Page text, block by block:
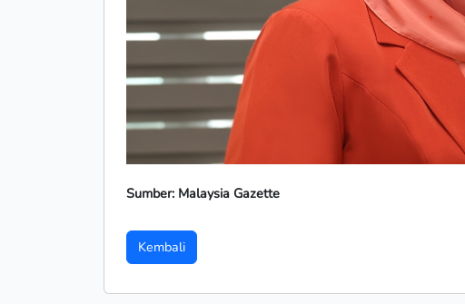
Sumber: Malaysia Gazette
Kembali